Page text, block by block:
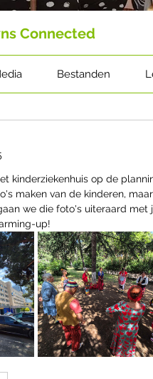
Connected
Bestanden
kinderziekenhuis op de
maken van de kinderen,
we die foto's uiteraard met
up!